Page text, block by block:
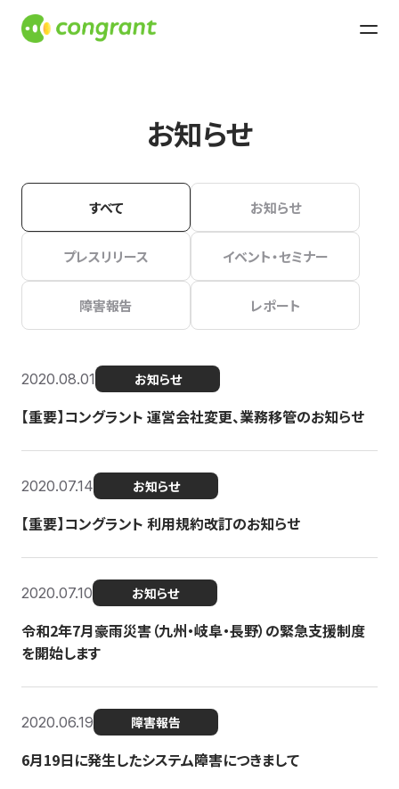
お知らせ
すべて お知らせ
プレスリリース イベント・セミナー
障害報告 レポート
2020.08.01 お知らせ
【重要】コングラント 運営会社変更、業務移管のお知らせ
2020.07.14 お知らせ
【重要】コングラント 利用規約改訂のお知らせ
2020.07.10 お知らせ
令和2年7月豪雨災害（九州・岐阜・長野）の緊急支援制度
を開始します
2020.06.19 障害報告
6月19日に発生したシステム障害につきまして